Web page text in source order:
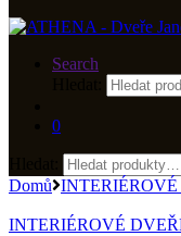
Search
0
Domů
INTERIÉROVÉ